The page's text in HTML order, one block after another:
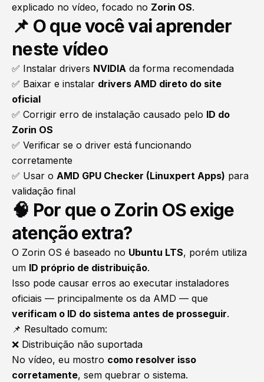
explicado no vídeo, focado no Zorin OS.
📌 O que você vai aprender
neste vídeo
✅ Instalar drivers NVIDIA da forma recomendada
✅ Baixar e instalar drivers AMD direto do site
oficial
✅ Corrigir erro de instalação causado pelo ID do
Zorin OS
✅ Verificar se o driver está funcionando
corretamente
✅ Usar o AMD GPU Checker (Linuxpert Apps) para
validação final
🧠 Por que o Zorin OS exige
atenção extra?
O Zorin OS é baseado no Ubuntu LTS, porém utiliza
um ID próprio de distribuição.
Isso pode causar erros ao executar instaladores
oficiais — principalmente os da AMD — que
verificam o ID do sistema antes de prosseguir.
📌 Resultado comum:
❌ Distribuição não suportada
No vídeo, eu mostro como resolver isso
corretamente, sem quebrar o sistema.